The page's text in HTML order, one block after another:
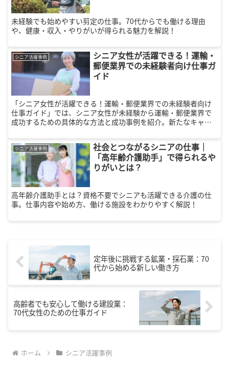
未経験でも始めやすい剪定の仕事。70代からでも働ける理由
や、健康・収入・やりがいが得られる魅力を解説！
シニア活躍事例
シニア女性が活躍できる！運輸・
郵便業界での未経験者向け仕事ガ
イド
「シニア女性が活躍できる！運輸・郵便業界での未経験者向け
仕事ガイド」では、シニア女性が未経験から運輸・郵便業界で
成功するための具体的な方法と成功事例を紹介。新たなキャリ
シニア活躍事例
社会とつながるシニアの仕事｜
「高年齢介護助手」で得られるや
りがいとは？
高年齢介護助手とは？資格不要でシニアも活躍できる介護の仕
事。仕事内容や始め方、働ける施設をわかりやすく解説！
定年後に挑戦する鉱業・採石業：70
代から始める新しい働き方
高齢者でも安心して働ける建設業：
70代女性のための仕事ガイド
ホーム シニア活躍事例